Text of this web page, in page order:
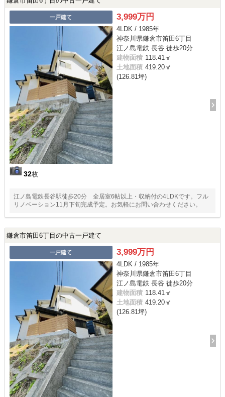
一戸建て
32枚
3,999万円
4LDK / 1985年
神奈川県鎌倉市笛田6丁目
江ノ島電鉄 長谷 徒歩20分
建物面積 118.41㎡
土地面積 419.20㎡
(126.81坪)
江ノ島電鉄長谷駅徒歩20分 全居室6帖以上・収納付の4LDKです。フル
リノベーション11月下旬完成予定。お気軽にお問い合わせください。
鎌倉市笛田6丁目の中古一戸建て
一戸建て 3,999万円
4LDK / 1985年
神奈川県鎌倉市笛田6丁目
江ノ島電鉄 長谷 徒歩20分
建物面積 118.41㎡
土地面積 419.20㎡
(126.81坪)